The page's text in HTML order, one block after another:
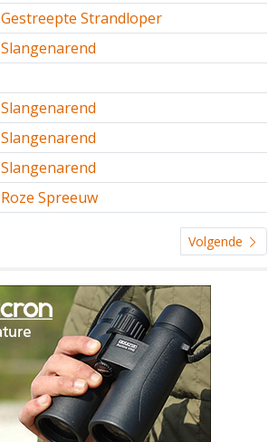
Gestreepte Strandloper
Slangenarend
Slangenarend
Slangenarend
Slangenarend
Roze Spreeuw
Volgende